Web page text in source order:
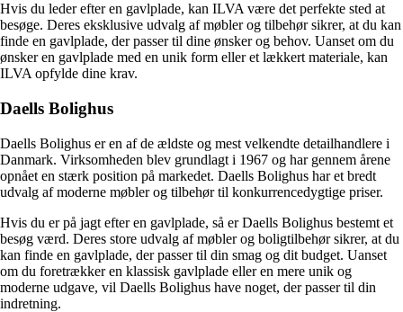
Hvis du leder efter en gavlplade, kan ILVA være det perfekte sted at
besøge. Deres eksklusive udvalg af møbler og tilbehør sikrer, at du kan
finde en gavlplade, der passer til dine ønsker og behov. Uanset om du
ønsker en gavlplade med en unik form eller et lækkert materiale, kan
ILVA opfylde dine krav.
Daells Bolighus
Daells Bolighus er en af de ældste og mest velkendte detailhandlere i
Danmark. Virksomheden blev grundlagt i 1967 og har gennem årene
opnået en stærk position på markedet. Daells Bolighus har et bredt
udvalg af moderne møbler og tilbehør til konkurrencedygtige priser.
Hvis du er på jagt efter en gavlplade, så er Daells Bolighus bestemt et
besøg værd. Deres store udvalg af møbler og boligtilbehør sikrer, at du
kan finde en gavlplade, der passer til din smag og dit budget. Uanset
om du foretrækker en klassisk gavlplade eller en mere unik og
moderne udgave, vil Daells Bolighus have noget, der passer til din
indretning.